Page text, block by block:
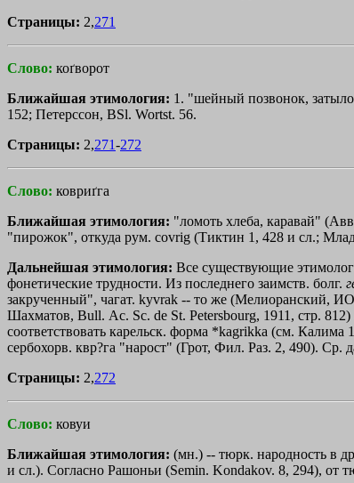
Страницы: 2,271
Слово: коґворот
Ближайшая этимология: 1. "шейный позвонок,
152; Петерссон, BSl. Wortst. 56.
Страницы: 2,271-272
Слово: ковриґга
Ближайшая этимология: "ломоть хлеба, каравай"
"пирожок", откуда рум. covrig (Тиктин 1, 428 и сл.;
Дальнейшая этимология: Все существующие
фонетические трудности. Из последнего заимств. болг.
закрученный", чагат. kyvrak -- то же (Мелиоранский,
Шахматов, Bull. Ас. Sс. dе St. Petersbourg, 1911, стр.
соответствовать карельск. форма *kagrikka (см.
сербохорв. квр?га "нарост" (Грот, Фил. Раз. 2, 490). Ср.
Страницы: 2,272
Слово: ковуи
Ближайшая этимология: (мн.) -- тюрк. народность в
и сл.). Согласно Рашоньи (Semin. Kondakov. 8, 294), от